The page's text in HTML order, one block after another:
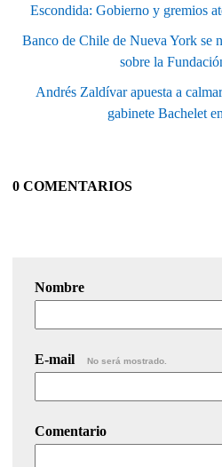
Escondida: Gobierno y gremios
Banco de Chile de Nueva York se
sobre la
Andrés Zaldívar apuesta a
gabinete Bachelet
0 COMENTARIOS
Nombre
E-mail No será mostrado.
Comentario